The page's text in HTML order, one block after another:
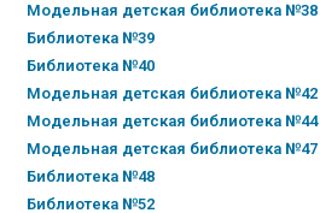
Модельная детская библиотека №38
Библиотека №39
Библиотека №40
Модельная детская библиотека №42
Модельная детская библиотека №44
Модельная детская библиотека №47
Библиотека №48
Библиотека №52